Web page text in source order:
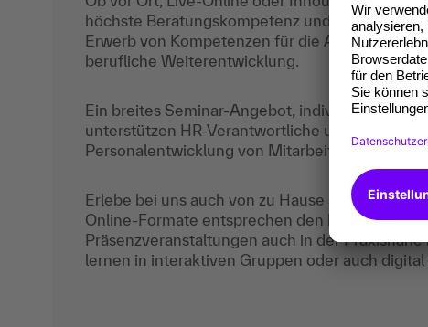
höchste Beratungskompetenz und auf dich
Erwerb von Kompetenzen für die Arbeitswelt
berufliche Weiterentwicklung.
Ein breites Seminar-Angebot, individuelles
unterstützen HR-Verantwortliche und
Personalentwicklung von Mitarbeitenden,
Erlebe bei uns auch von zu Hause aus die
Online-Formate entsprechen den höchsten
Präsenzveranstaltungen auch in der
lernen in interaktiven Gruppen oder auch